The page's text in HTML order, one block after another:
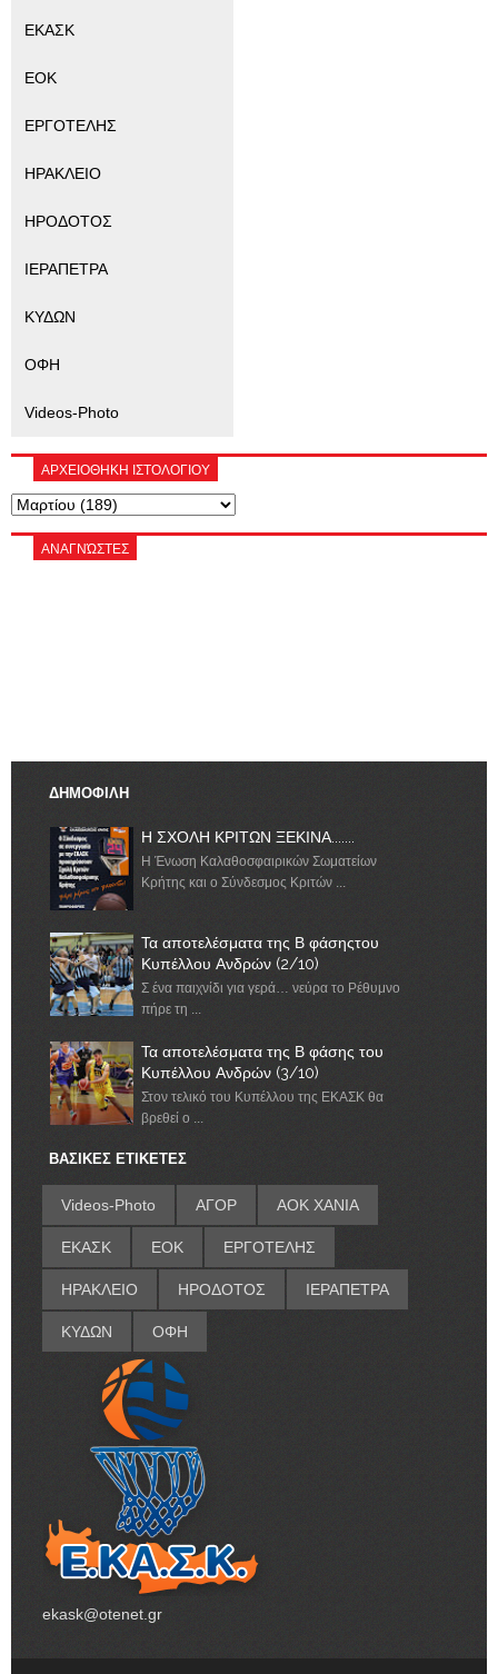
ΕΚΑΣΚ
ΕΟΚ
ΕΡΓΟΤΕΛΗΣ
ΗΡΑΚΛΕΙΟ
ΗΡΟΔΟΤΟΣ
ΙΕΡΑΠΕΤΡΑ
ΚΥΔΩΝ
ΟΦΗ
Videos-Photo
ΑΡΧΕΙΟΘΗΚΗ ΙΣΤΟΛΟΓΙΟΥ
ΑΝΑΓΝΏΣΤΕΣ
ΔΗΜΟΦΙΛΗ
Η ΣΧΟΛΗ ΚΡΙΤΩΝ ΞΕΚΙΝΑ.......
Η Ένωση Καλαθοσφαιρικών Σωματείων
Κρήτης και ο Σύνδεσμος Κριτών ...
Τα αποτελέσματα της Β φάσηςτου
Κυπέλλου Ανδρών (2/10)
Σ ένα παιχνίδι για γερά… νεύρα το Ρέθυμνο
πήρε τη ...
Τα αποτελέσματα της Β φάσης του
Κυπέλλου Ανδρών (3/10)
Στον τελικό του Κυπέλλου της ΕΚΑΣΚ θα
βρεθεί ο ...
ΒΑΣΙΚΕΣ ΕΤΙΚΕΤΕΣ
Videos-Photo ΑΓΟΡ ΑΟΚ ΧΑΝΙΑ
ΕΚΑΣΚ ΕΟΚ ΕΡΓΟΤΕΛΗΣ
ΗΡΑΚΛΕΙΟ ΗΡΟΔΟΤΟΣ ΙΕΡΑΠΕΤΡΑ
ΚΥΔΩΝ ΟΦΗ
ekask@otenet.gr